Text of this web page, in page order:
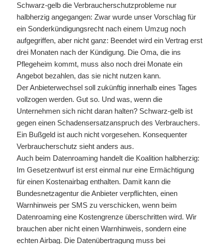
Schwarz-gelb die Verbraucherschutzprobleme nur
halbherzig angegangen: Zwar wurde unser Vorschlag für
ein Sonderkündigungsrecht nach einem Umzug noch
aufgegriffen, aber nicht ganz: Beendet wird ein Vertrag erst
drei Monaten nach der Kündigung. Die Oma, die ins
Pflegeheim kommt, muss also noch drei Monate ein
Angebot bezahlen, das sie nicht nutzen kann.
Der Anbieterwechsel soll zukünftig innerhalb eines Tages
vollzogen werden. Gut so. Und was, wenn die
Unternehmen sich nicht daran halten? Schwarz-gelb ist
gegen einen Schadensersatzanspruch des Verbrauchers.
Ein Bußgeld ist auch nicht vorgesehen. Konsequenter
Verbraucherschutz sieht anders aus.
Auch beim Datenroaming handelt die Koalition halbherzig:
Im Gesetzentwurf ist erst einmal nur eine Ermächtigung
für einen Kostenairbag enthalten. Damit kann die
Bundesnetzagentur die Anbieter verpflichten, einen
Warnhinweis per SMS zu verschicken, wenn beim
Datenroaming eine Kostengrenze überschritten wird. Wir
brauchen aber nicht einen Warnhinweis, sondern eine
echten Airbag. Die Datenübertragung muss bei